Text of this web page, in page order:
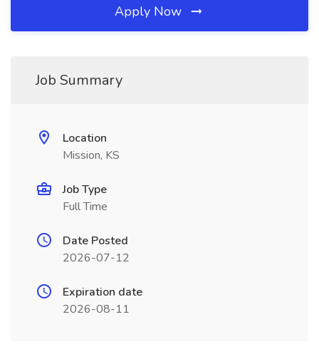
Apply Now
Job Summary
Location
Mission, KS
Job Type
Full Time
Date Posted
2026-07-12
Expiration date
2026-08-11